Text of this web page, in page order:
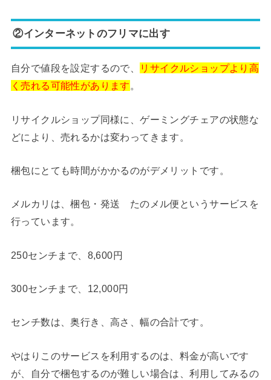
②インターネットのフリマに出す
自分で値段を設定するので、
リサイクルショップより高
く売れる可能性があります 。
リサイクルショップ同様に、ゲーミングチェアの状態な
どにより、売れるかは変わってきます。
梱包にとても時間がかかるのがデメリットです。
メルカリは、梱包・発送 たのメル便というサービスを
行っています。
250センチまで、8,600円
300センチまで、12,000円
センチ数は、奥行き、高さ、幅の合計です。
やはりこのサービスを利用するのは、料金が高いです
が、自分で梱包するのが難しい場合は、利用してみるの